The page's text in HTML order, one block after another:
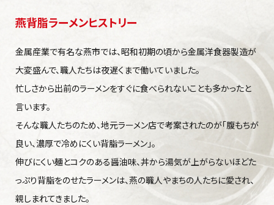
燕背脂ラーメンヒストリー
金属産業で有名な燕市では、昭和初期の頃から金属洋食器製造が
大変盛んで、職人たちは夜遅くまで働いていました。
忙しさから出前のラーメンをすぐに食べられないことも多かったと
言います。
そんな職人たちのため、地元ラーメン店で考案されたのが「腹もちが
良い、濃厚で冷めにくい背脂ラーメン」。
伸びにくい麺とコクのある醤油味、丼から湯気が上がらないほどた
っぷり背脂をのせたラーメンは、燕の職人やまちの人たちに愛され、
親しまれてきました。